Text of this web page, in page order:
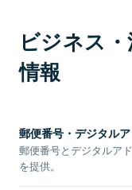
ビジネス
情報
郵便番号・デジタル
郵便番号とデジタルア
を提供。